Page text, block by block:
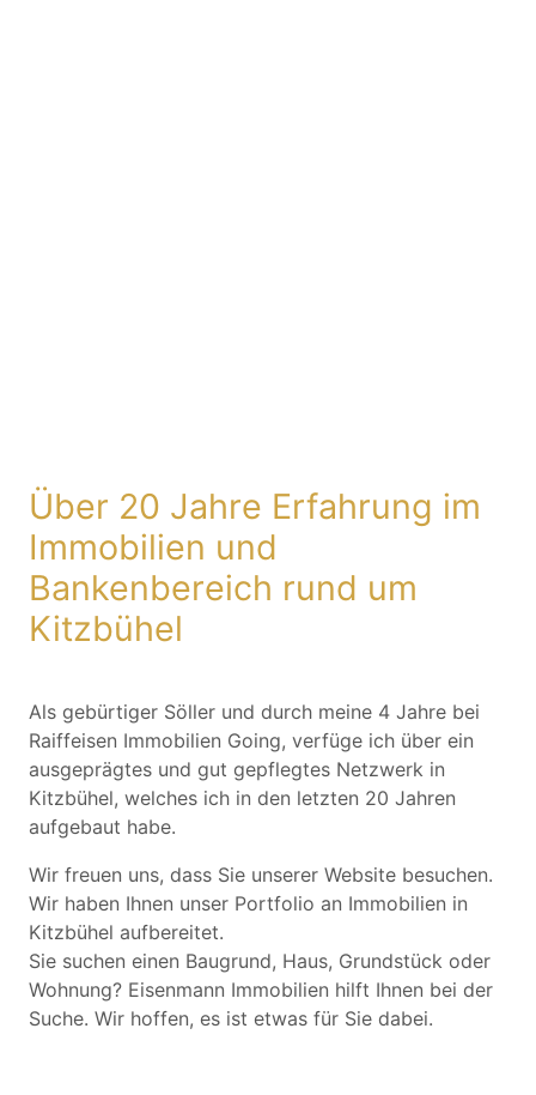
Über 20 Jahre Erfahrung im
Immobilien und
Bankenbereich rund um
Kitzbühel
Als gebürtiger Söller und durch meine 4 Jahre bei
Raiffeisen Immobilien Going, verfüge ich über ein
ausgeprägtes und gut gepflegtes Netzwerk in
Kitzbühel, welches ich in den letzten 20 Jahren
aufgebaut habe.
Wir freuen uns, dass Sie unserer Website besuchen.
Wir haben Ihnen unser Portfolio an Immobilien in
Kitzbühel aufbereitet.
Sie suchen einen Baugrund, Haus, Grundstück oder
Wohnung? Eisenmann Immobilien hilft Ihnen bei der
Suche. Wir hoffen, es ist etwas für Sie dabei.